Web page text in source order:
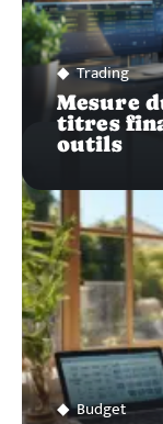
Trading
Mesure
titres
outils
Budget